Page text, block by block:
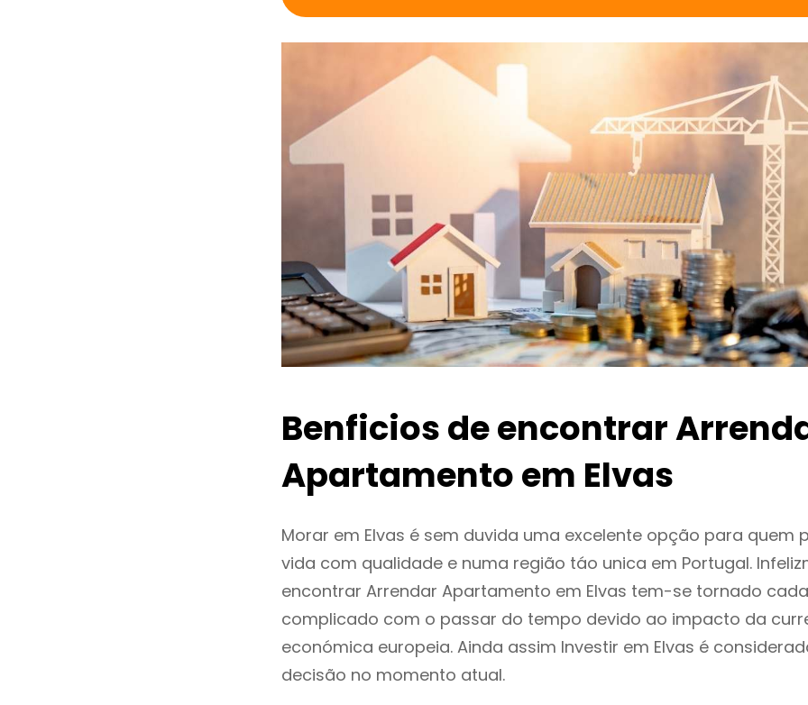
Benficios de encontrar
Apartamento em Elvas
Morar em Elvas é sem duvida uma excelente opção para quem
vida com qualidade e numa região táo unica em Portugal.
encontrar Arrendar Apartamento em Elvas tem-se tornado
complicado com o passar do tempo devido ao impacto da
económica europeia. Ainda assim Investir em Elvas é
decisão no momento atual.